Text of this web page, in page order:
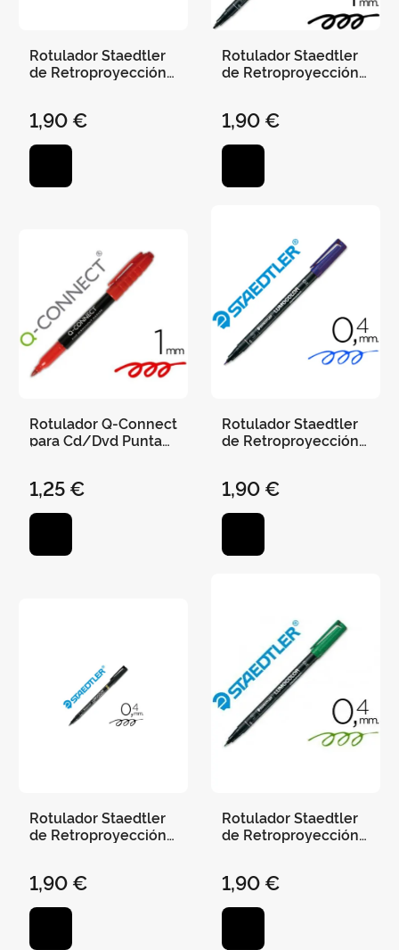
Rotulador Staedtler
de Retroproyección
1,90 €
Rotulador Staedtler
de Retroproyección
1,90 €
Rotulador Q-Connect
para Cd/Dvd Punta
1,25 €
Rotulador Staedtler
de Retroproyección
1,90 €
Rotulador Staedtler
de Retroproyección
1,90 €
Rotulador Staedtler
de Retroproyección
1,90 €